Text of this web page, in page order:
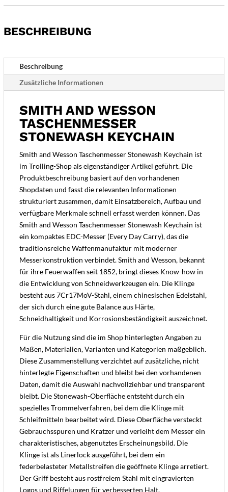
Menge
BESCHREIBUNG
Beschreibung
Zusätzliche Informationen
SMITH AND WESSON
TASCHENMESSER
STONEWASH KEYCHAIN
Smith and Wesson Taschenmesser Stonewash Keychain ist
im Trolling-Shop als eigenständiger Artikel geführt. Die
Produktbeschreibung basiert auf den vorhandenen
Shopdaten und fasst die relevanten Informationen
strukturiert zusammen, damit Einsatzbereich, Aufbau und
verfügbare Merkmale schnell erfasst werden können. Das
Smith and Wesson Taschenmesser Stonewash Keychain ist
ein kompaktes EDC-Messer (Every Day Carry), das die
traditionsreiche Waffenmanufaktur mit moderner
Messerkonstruktion verbindet. Smith and Wesson, bekannt
für ihre Feuerwaffen seit 1852, bringt dieses Know-how in
die Entwicklung von Schneidwerkzeugen ein. Die Klinge
besteht aus 7Cr17MoV-Stahl, einem chinesischen Edelstahl,
der sich durch eine gute Balance aus Härte,
Schneidhaltigkeit und Korrosionsbeständigkeit auszeichnet.
Für die Nutzung sind die im Shop hinterlegten Angaben zu
Maßen, Materialien, Varianten und Kategorien maßgeblich.
Diese Zusammenstellung verzichtet auf zusätzliche, nicht
hinterlegte Eigenschaften und bleibt bei den vorhandenen
Daten, damit die Auswahl nachvollziehbar und transparent
bleibt. Die Stonewash-Oberfläche entsteht durch ein
spezielles Trommelverfahren, bei dem die Klinge mit
Schleifmitteln bearbeitet wird. Diese Oberfläche versteckt
Gebrauchsspuren und Kratzer und verleiht dem Messer ein
charakteristisches, abgenutztes Erscheinungsbild. Die
Klinge ist als Linerlock ausgeführt, bei dem ein
federbelasteter Metallstreifen die geöffnete Klinge arretiert.
Der Griff besteht aus rostfreiem Stahl mit eingravierten
Logos und Riffelungen für verbesserten Halt.